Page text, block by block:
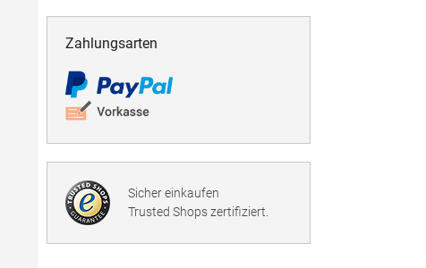
Zahlungsarten
Sicher einkaufen
Trusted Shops zertifiziert.